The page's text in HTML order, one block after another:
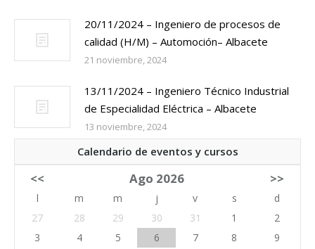
20/11/2024 – Ingeniero de procesos de
calidad (H/M) – Automoción– Albacete
21 noviembre, 2024
13/11/2024 – Ingeniero Técnico Industrial
de Especialidad Eléctrica – Albacete
13 noviembre, 2024
Calendario de eventos y cursos
<< Ago 2026 >>
l m m j v s
d
27
28 29 30 31 1
2
3
4 5 6 7 8
9